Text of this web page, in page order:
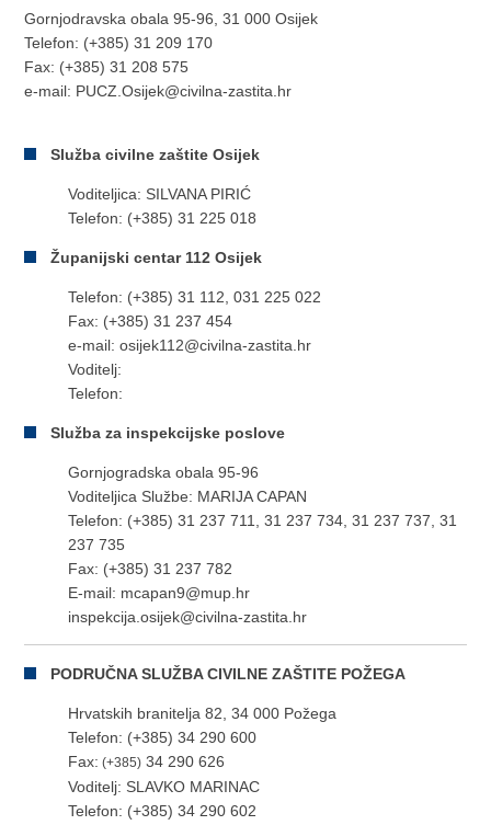
Gornjodravska obala 95-96, 31 000 Osijek
Telefon: (+385) 31 209 170
Fax: (+385) 31 208 575
e-mail: PUCZ.Osijek@civilna-zastita.hr
Služba civilne zaštite Osijek
Voditeljica: SILVANA PIRIĆ
Telefon: (+385) 31 225 018
Županijski centar 112 Osijek
Telefon: (+385) 31 112, 031 225 022
Fax: (+385) 31 237 454
e-mail: osijek112@civilna-zastita.hr
Voditelj:
Telefon:
Služba za inspekcijske poslove
Gornjogradska obala 95-96
Voditeljica Službe: MARIJA CAPAN
Telefon: (+385) 31 237 711, 31 237 734, 31 237 737, 31
237 735
Fax: (+385) 31 237 782
E-mail: mcapan9@mup.hr
inspekcija.osijek@civilna-zastita.hr
PODRUČNA SLUŽBA CIVILNE ZAŠTITE POŽEGA
Hrvatskih branitelja 82, 34 000 Požega
Telefon: (+385) 34 290 600
Fax: (+385) 34 290 626
Voditelj: SLAVKO MARINAC
Telefon: (+385) 34 290 602